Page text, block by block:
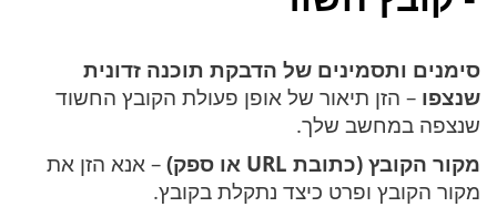
סימנים ותסמינים של הדבקת תוכנה זדונית
שנצפו – הזן תיאור של אופן פעולת הקובץ החשוד
שנצפה במחשב שלך.
מקור הקובץ (כתובת URL או ספק)
– אנא הזן את
מקור הקובץ ופרט כיצד נתקלת בקובץ.